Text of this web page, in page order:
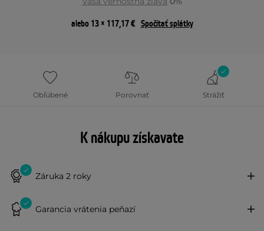
alebo 13 × 117,17 € Spočítať splátky
Obľúbené Porovnať Strážiť
K nákupu získavate
Záruka 2 roky
Garancia vrátenia peňazí